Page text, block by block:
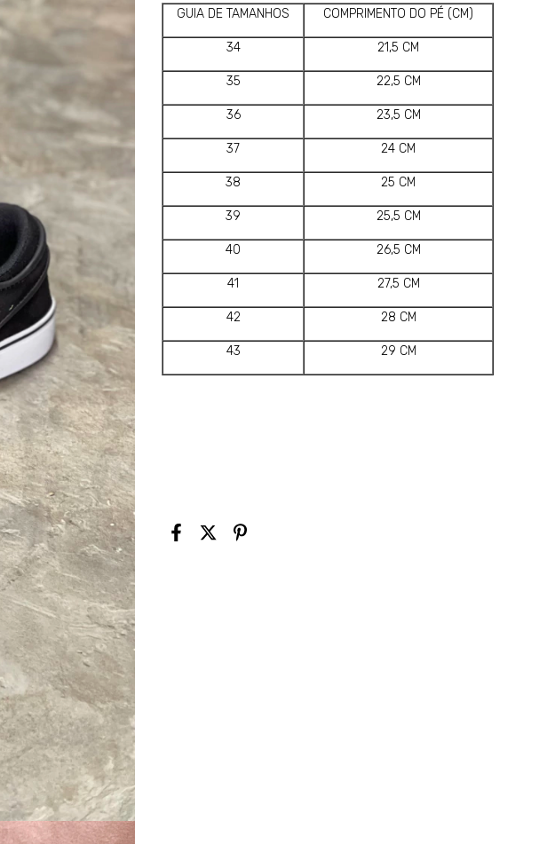
GUIA DE TAMANHOS COMPRIMENTO DO PÉ (CM)
34 21,5 CM
35 22,5 CM
36 23,5 CM
37 24 CM
38 25 CM
39 25,5 CM
40 26,5 CM
41 27,5 CM
42 28 CM
43 29 CM